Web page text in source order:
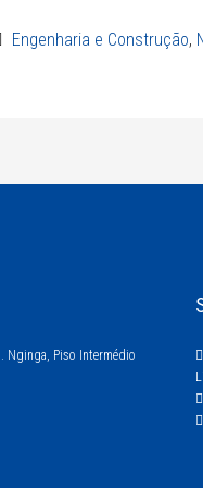
Engenharia e Construção,
Nginga, Piso Intermédio